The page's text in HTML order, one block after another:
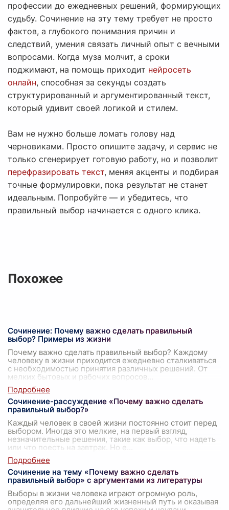
профессии до ежедневных решений, формирующих
судьбу. Сочинение на эту тему требует не просто
фактов, а глубокого понимания причин и
следствий, умения связать личный опыт с вечными
вопросами. Когда муза молчит, а сроки
поджимают, на помощь приходит нейросеть
онлайн, способная за секунды создать
структурированный и аргументированный текст,
который удивит своей логикой и стилем.
Вам не нужно больше ломать голову над
черновиками. Просто опишите задачу, и сервис не
только сгенерирует готовую работу, но и позволит
перефразировать текст, меняя акценты и подбирая
точные формулировки, пока результат не станет
идеальным. Попробуйте — и убедитесь, что
правильный выбор начинается с одного клика.
Похожее
Сочинение: Почему важно сделать правильный
выбор? Примеры из жизни
Почему важно сделать правильный выбор? Каждому
человеку в жизни приходится ежедневно сталкиваться
с необходимостью принятия различных решений. От
мелких бытовых и рабочих вопросов
Сочинение-рассуждение «Почему важно сделать
правильный выбор?»
Каждый человек в своей жизни постоянно стоит перед
выбором. Иногда это мелкие, на первый взгляд,
незначительные решения, такие как выбор, что надеть
или что поесть на завтрак. Но е
Сочинение на тему «Почему важно сделать
правильный выбор» с аргументами из литературы
Выборы в жизни человека играют огромную роль,
определяя его дальнейший жизненный путь и оказывая